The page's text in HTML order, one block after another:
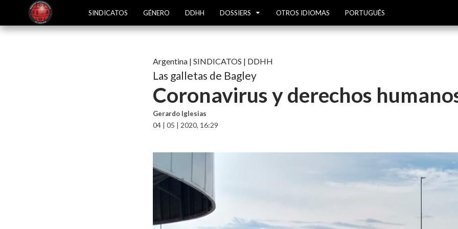
SINDICATOS GÉNERO DDHH DOSSIERS OTROS IDIOMAS PORTUGUÊS
Argentina| SINDICATOS | DDHH
Las galletas de Bagley
Coronavirus y derechos
Gerardo Iglesias
04 | 05 | 2020, 16:29